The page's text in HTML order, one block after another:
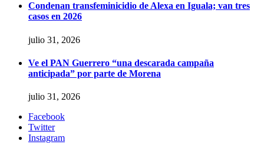
Condenan transfeminicidio de Alexa en Iguala; van tres
casos en 2026
julio 31, 2026
Ve el PAN Guerrero “una descarada campaña
anticipada” por parte de Morena
julio 31, 2026
Facebook
Twitter
Instagram